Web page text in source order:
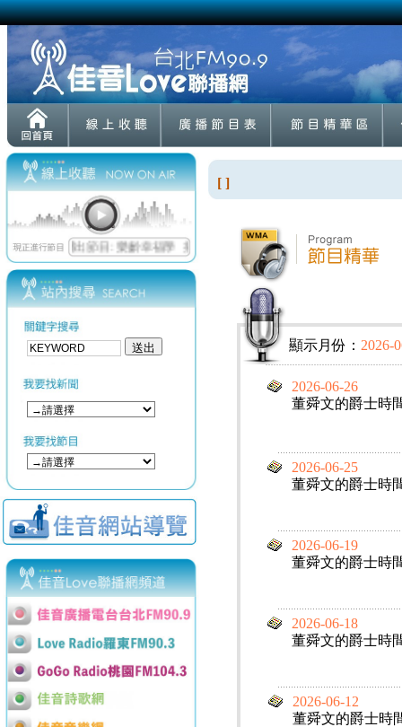
[ ]
顯示月份： 2026-
2026-06-26
董舜文的爵士時
2026-06-25
董舜文的爵士時
2026-06-19
董舜文的爵士時
2026-06-18
董舜文的爵士時
2026-06-12
董舜文的爵士時